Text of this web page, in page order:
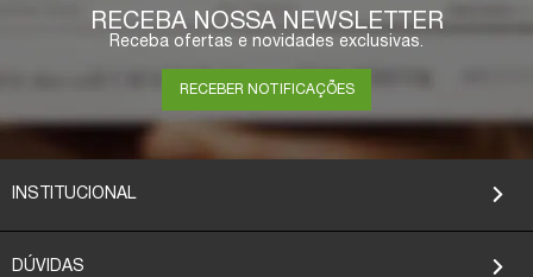
RECEBA NOSSA NEWSLETTER
Receba ofertas e novidades exclusivas.
RECEBER NOTIFICAÇÕES
INSTITUCIONAL
DÚVIDAS